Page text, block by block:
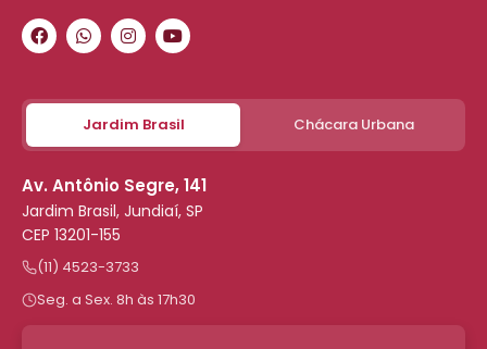
Jardim Brasil Chácara Urbana
Av. Antônio Segre, 141
Jardim Brasil, Jundiaí, SP
CEP 13201-155
(11) 4523-3733
Seg. a Sex. 8h às 17h30